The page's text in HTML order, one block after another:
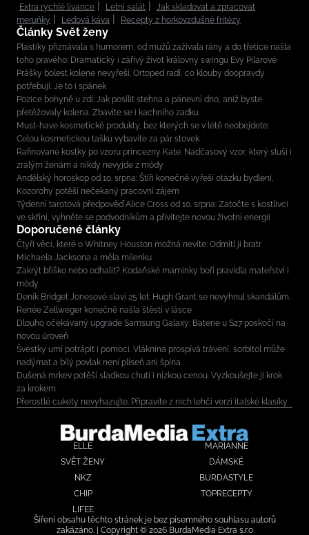
Extra rychlé lívance
Letní salát
Jak skladovat a zpracovat
meruňky
Ledová káva Recepty z horkovzdušné fritézy
Články Svět ženy
Plastiky přiznávala s humorem, od mužů zažívala rány a do třetice našla
toho pravého: Dramatický i zářivý život královny swingu Evy Pilarové
Prášky bolest kolene nevyřeší. Ortoped radí, co klouby doopravdy
potřebují. Je to i spánek
Pozice bohyně u zdi: Jak posílit stehna a pánevní dno, aniž byste
přetěžovaly kolena. Zbavíte se i kachního zadku
Must-have kosmetické produkty, bez kterých se v létě neobejdete:
Celou kosmetickou tašku vybavíte za pár stovek
Rafinované kostky po vzoru princezny Kate. Nadčasový vzor, který sluší i
zralým ženám a nikdy nevyjde z módy
Andělský horoskop od 10. srpna: Štíři konečně vyřeší otázku bydlení,
Kozorohy potěší nečekaný pracovní zájem
Týdenní tarotová předpověď Alice Cross od 10. srpna: Zatočte s kostlivci
ve skříni, vyhněte se podvodníkům a přivítejte novou životní energii
Doporučené články
Čtyři věci, které o Whitney Houston možná nevíte: Odmítl ji bratr
Michaela Jacksona a měla milenku
Zakrýt bříško nebo odhalit? Kodaňské maminky boří pravidla mateřství i
módy
Deník Bridget Jonesové slaví 25 let: Hugh Grant se nevyhnul skandálům,
Renée Zellweger konečně našla štěstí v lásce
Dlouho očekávaný upgrade Samsung Galaxy: Baterie u S27 poskočí na
novou úroveň
Švestky umí potrápit i pomoci. Vláknina prospívá trávení, sorbitol může
nadýmat a bílý povlak není plíseň ani špína
Dušená mrkev potěší sladkou chutí i nízkou cenou. Vyzkoušejte ji krok
za krokem
Přerostlé cukety nevyhazujte. Připravíte z nich lehčí verzi italské klasiky
ELLE
MARIANNE
SVĚT ŽENY
DÁMSKÉ
NKZ
BURDASTYLE
CHIP
TOPRECEPTY
LIFEE
Šíření obsahu těchto stránek je bez písemného souhlasu autorů
zakázáno. | Copyright © 2026 BurdaMedia Extra s.r.o